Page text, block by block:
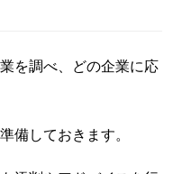
を調べ、どの企業に応
備しておきます。